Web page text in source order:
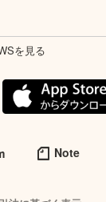
を見る
Note